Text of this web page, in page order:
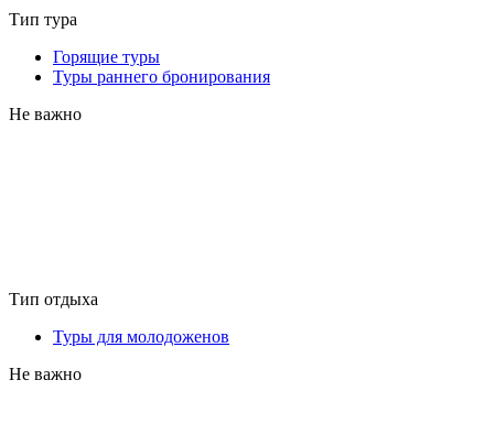
Тип тура
Горящие туры
Туры раннего бронирования
Не важно
Тип отдыха
Туры для молодоженов
Не важно